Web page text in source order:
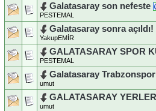
Galatasaray son nefeste
PESTEMAL
Galatasaray sonra açıldı!
YakupEMİR
GALATASARAY SPOR
PESTEMAL
Galatasaray Trabzonspor
umut
GALATASARAY
umut